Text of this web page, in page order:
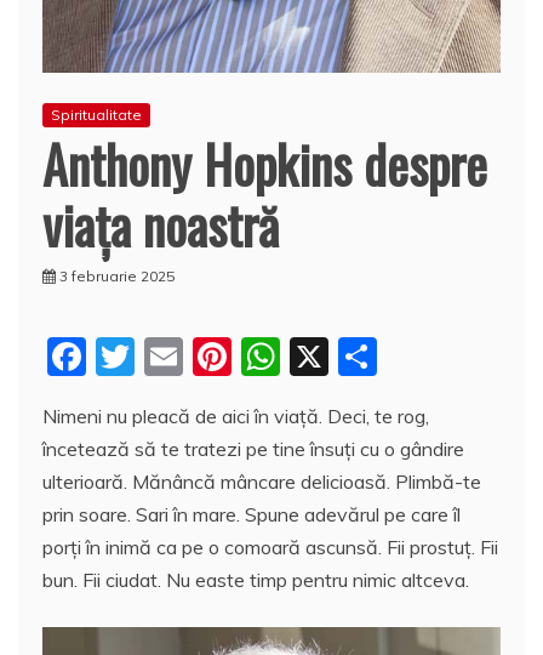
Spiritualitate
Anthony Hopkins despre
viața noastră
3 februarie 2025
F
c
e
b
o
o
k
T
itt
er
E
m
ai
l
Pi
nt
er
e
st
W
at
s
A
p
p
X
rt
aj
e
a
z
ă
Nimeni nu pleacă de aici în viață. Deci, te rog,
încetează să te tratezi pe tine însuți cu o gândire
ulterioară. Mănâncă mâncare delicioasă. Plimbă-te
prin soare. Sari în mare. Spune adevărul pe care îl
porți în inimă ca pe o comoară ascunsă. Fii prostuț. Fii
bun. Fii ciudat. Nu easte timp pentru nimic altceva.